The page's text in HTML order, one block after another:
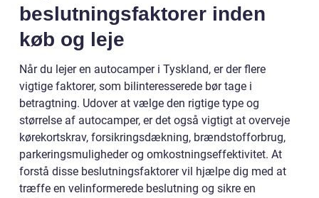
beslutningsfaktorer inden
køb og leje
Når du lejer en autocamper i Tyskland, er der flere
vigtige faktorer, som bilinteresserede bør tage i
betragtning. Udover at vælge den rigtige type og
størrelse af autocamper, er det også vigtigt at overveje
kørekortskrav, forsikringsdækning, brændstofforbrug,
parkeringsmuligheder og omkostningseffektivitet. At
forstå disse beslutningsfaktorer vil hjælpe dig med at
træffe en velinformerede beslutning og sikre en